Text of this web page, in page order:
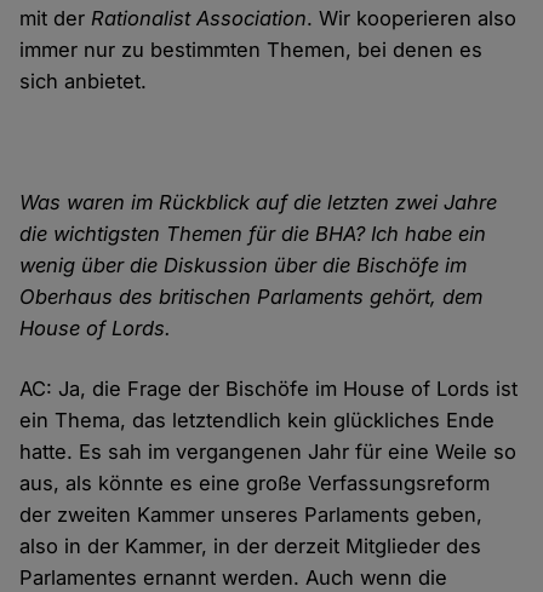
mit derRationalist Association. Wir kooperieren also
immer nur zu bestimmten Themen, bei denen es
sich anbietet.
Was waren im Rückblick auf die letzten zwei Jahre
die wichtigsten Themen für die BHA? Ich habe ein
wenig über die Diskussion über die Bischöfe im
Oberhaus des britischen Parlaments gehört, dem
House of Lords.
AC: Ja, die Frage der Bischöfe im House of Lords ist
ein Thema, das letztendlich kein glückliches Ende
hatte. Es sah im vergangenen Jahr für eine Weile so
aus, als könnte es eine große Verfassungsreform
der zweiten Kammer unseres Parlaments geben,
also in der Kammer, in der derzeit Mitglieder des
Parlamentes ernannt werden. Auch wenn die